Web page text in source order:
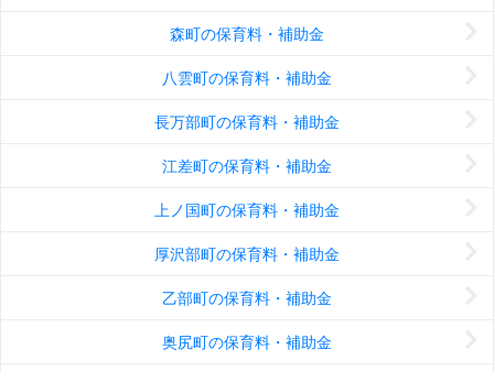
森町の保育料・補助金
八雲町の保育料・補助金
長万部町の保育料・補助金
江差町の保育料・補助金
上ノ国町の保育料・補助金
厚沢部町の保育料・補助金
乙部町の保育料・補助金
奥尻町の保育料・補助金